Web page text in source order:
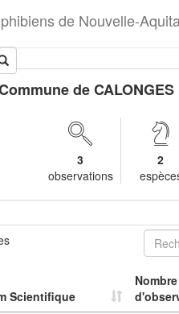
de Nouvelle-
de CALONGES
3
observations
2
Scientifique
Nombre